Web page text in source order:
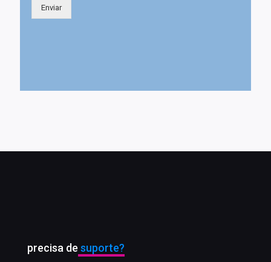
Enviar
precisa de suporte?